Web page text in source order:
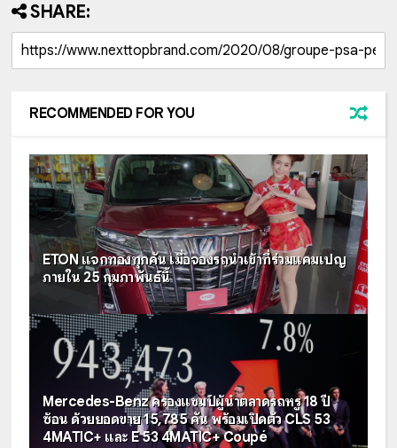
SHARE:
RECOMMENDED FOR YOU
ETON แจกทองทุกคัน เมื่อจองรถนำเข้าที่ร่วมแคมเปญ
ภายใน 25 กุมภาพันธ์นี้
Mercedes-Benz ครองแชมป์ผู้นำตลาดรถหรู 18 ปี
ซ้อน ด้วยยอดขาย 15,785 คัน พร้อมเปิดตัว CLS 53
4MATIC+ และ E 53 4MATIC+ Coupé